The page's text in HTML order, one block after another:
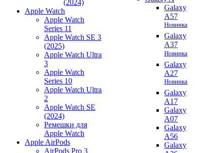
(2024)
Apple Watch
Apple Watch
Series 11
Apple Watch SE 3
(2025)
Apple Watch Ultra
3
Apple Watch
Series 10
Apple Watch Ultra
2
Apple Watch SE
(2024)
Ремешки для
Apple Watch
Apple AirPods
AirPods Pro 3
Galaxy
A57
Новинка
Galaxy
A37
Новинка
Galaxy
A27
Новинка
Galaxy
A17
Galaxy
A07
Galaxy
A56
Galaxy